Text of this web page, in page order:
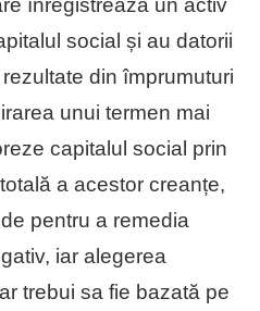
înregistrează un activ
social și au datorii
din împrumuturi
unui termen mai
capitalul social prin
a acestor creanțe,
pentru a remedia
iar alegerea
trebui sa fie bazată pe